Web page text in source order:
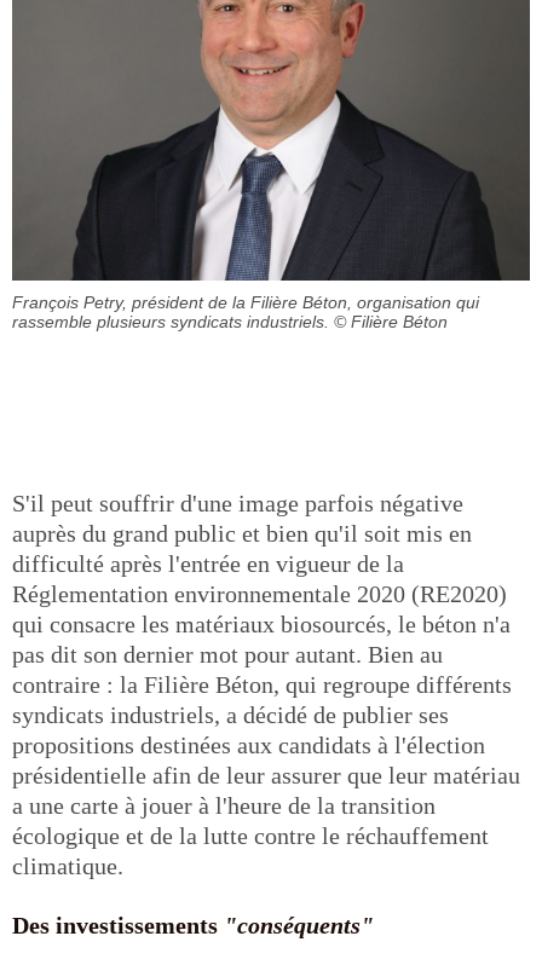
François Petry, président de la Filière Béton, organisation qui
rassemble plusieurs syndicats industriels. © Filière Béton
S'il peut souffrir d'une image parfois négative
auprès du grand public et bien qu'il soit mis en
difficulté après l'entrée en vigueur de la
Réglementation environnementale 2020 (RE2020)
qui consacre les matériaux biosourcés, le béton n'a
pas dit son dernier mot pour autant. Bien au
contraire : la Filière Béton, qui regroupe différents
syndicats industriels, a décidé de publier ses
propositions destinées aux candidats à l'élection
présidentielle afin de leur assurer que leur matériau
a une carte à jouer à l'heure de la transition
écologique et de la lutte contre le réchauffement
climatique.
Des investissements "conséquents"